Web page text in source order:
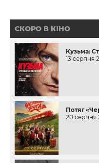
СКОРО В КІНО
Кузьма:
13 серпня
Потяг
20 серпня